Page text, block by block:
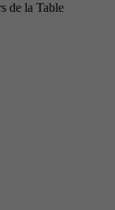
de la Table